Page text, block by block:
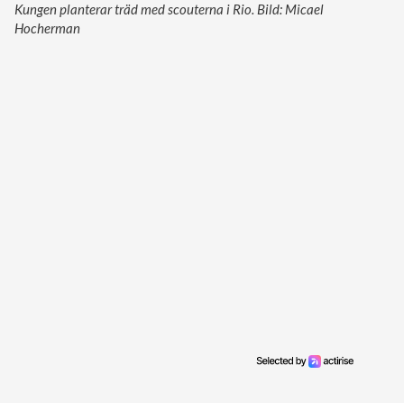
Kungen planterar träd med scouterna i Rio. Bild: Micael
Hocherman